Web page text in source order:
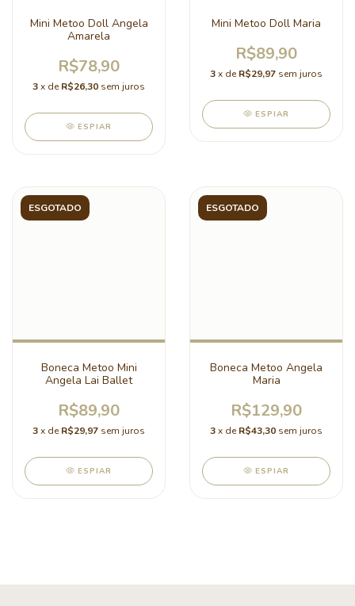
Mini Metoo Doll Angela
Amarela
R$78,90
3x de R$26,30 sem juros
ESPIAR
Mini Metoo Doll Maria
R$89,90
3x de R$29,97 sem juros
ESPIAR
ESGOTADO
Boneca Metoo Mini
Angela Lai Ballet
R$89,90
3x de R$29,97 sem juros
ESPIAR
ESGOTADO
Boneca Metoo Angela
Maria
R$129,90
3x de R$43,30 sem juros
ESPIAR